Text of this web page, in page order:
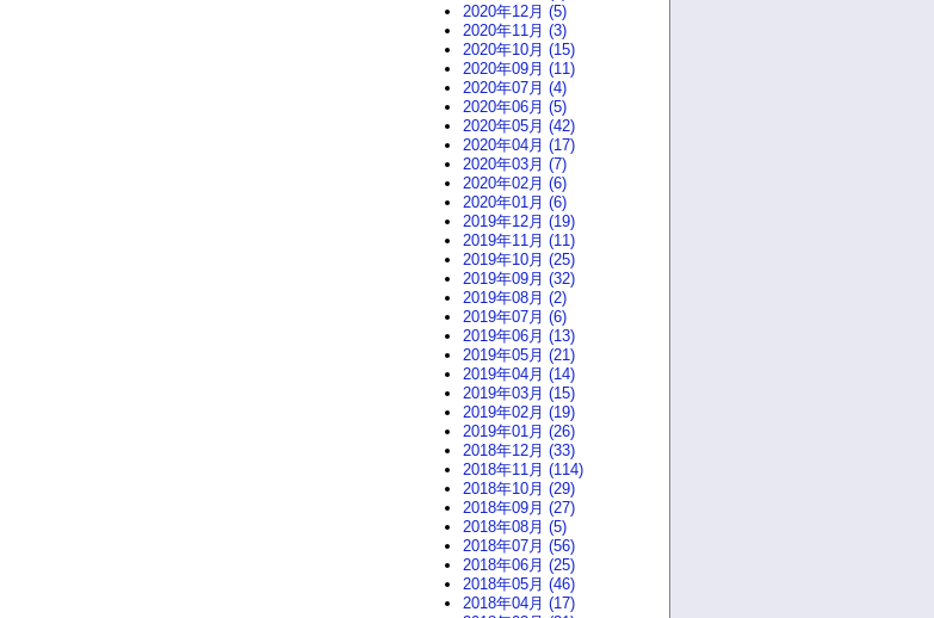
2020年12月 (5)
2020年11月 (3)
2020年10月 (15)
2020年09月 (11)
2020年07月 (4)
2020年06月 (5)
2020年05月 (42)
2020年04月 (17)
2020年03月 (7)
2020年02月 (6)
2020年01月 (6)
2019年12月 (19)
2019年11月 (11)
2019年10月 (25)
2019年09月 (32)
2019年08月 (2)
2019年07月 (6)
2019年06月 (13)
2019年05月 (21)
2019年04月 (14)
2019年03月 (15)
2019年02月 (19)
2019年01月 (26)
2018年12月 (33)
2018年11月 (114)
2018年10月 (29)
2018年09月 (27)
2018年08月 (5)
2018年07月 (56)
2018年06月 (25)
2018年05月 (46)
2018年04月 (17)